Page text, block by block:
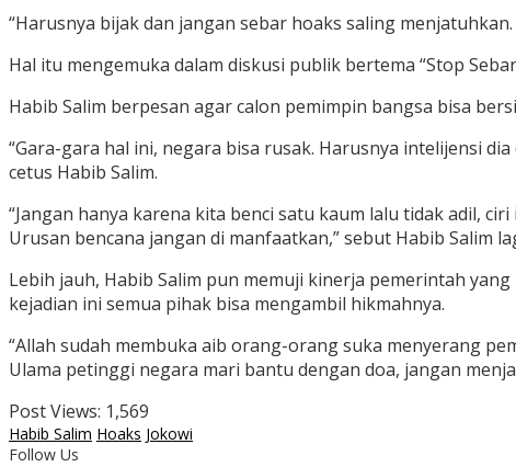
“Harusnya bijak dan jangan sebar hoaks saling
Hal itu mengemuka dalam diskusi publik bertema “Stop
Habib Salim berpesan agar calon pemimpin bangsa bisa
“Gara-gara hal ini, negara bisa rusak. Harusnya intelijensi
cetus Habib Salim.
“Jangan hanya karena kita benci satu kaum lalu tidak adil,
Urusan bencana jangan di manfaatkan,” sebut Habib Salim
Lebih jauh, Habib Salim pun memuji kinerja pemerintah
kejadian ini semua pihak bisa mengambil hikmahnya.
“Allah sudah membuka aib orang-orang suka menyerang
Ulama petinggi negara mari bantu dengan doa, jangan
Post Views: 1,569
Habib Salim Hoaks Jokowi
Follow Us